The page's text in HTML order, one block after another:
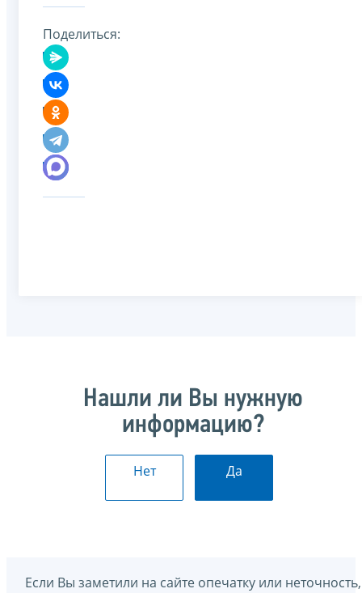
Поделиться:
Нашли ли Вы нужную
информацию?
Нет Да
Если Вы заметили на сайте опечатку или неточность,